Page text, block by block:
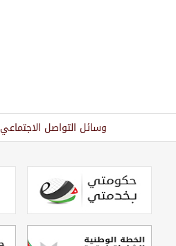
وسائل التواصل الاجتماعي